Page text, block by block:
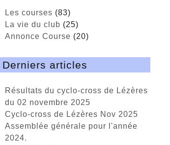
Les courses (83)
La vie du club (25)
Annonce Course (20)
Derniers articles
Résultats du cyclo-cross de Lézères
du 02 novembre 2025
cyclo-cross de Lézères Nov 2025
Assemblée générale pour l'année
2024.